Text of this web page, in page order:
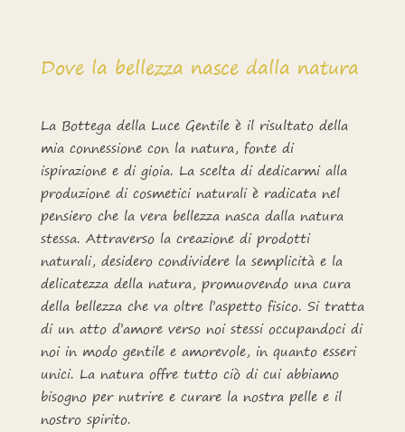
Dove la bellezza nasce dalla natura
La Bottega della Luce Gentile è il risultato della
mia connessione con la natura, fonte di
ispirazione e di gioia. La scelta di dedicarmi alla
produzione di cosmetici naturali è radicata nel
pensiero che la vera bellezza nasca dalla natura
stessa. Attraverso la creazione di prodotti
naturali, desidero condividere la semplicità e la
delicatezza della natura, promuovendo una cura
della bellezza che va oltre l’aspetto fisico. Si tratta
di un atto d’amore verso noi stessi occupandoci di
noi in modo gentile e amorevole, in quanto esseri
unici. La natura offre tutto ciò di cui abbiamo
bisogno per nutrire e curare la nostra pelle e il
nostro spirito.